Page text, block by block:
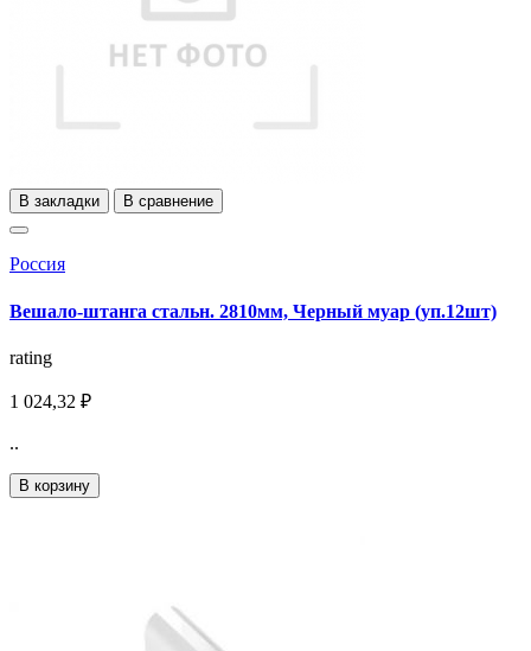
В закладки В сравнение
Россия
Вешало-штанга стальн. 2810мм, Черный муар (уп.12шт)
rating
1 024,32 ₽
..
В корзину